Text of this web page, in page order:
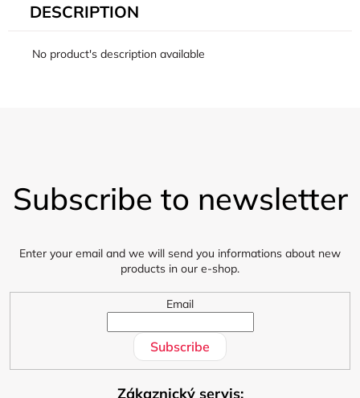
DESCRIPTION
No product's description available
Subscribe to newsletter
Enter your email and we will send you informations about new
products in our e-shop.
Email
Subscribe
Zákaznický servis: